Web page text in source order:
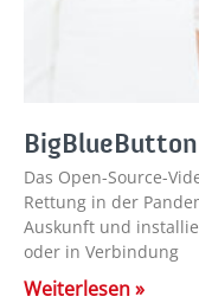
Das Open-Source-
Rettung in der
Auskunft und
oder in Verbindung
Weiterlesen »